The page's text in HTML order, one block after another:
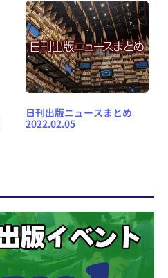
日刊出版ニュースまとめ
2022.02.05